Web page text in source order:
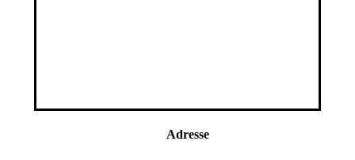
Adresse